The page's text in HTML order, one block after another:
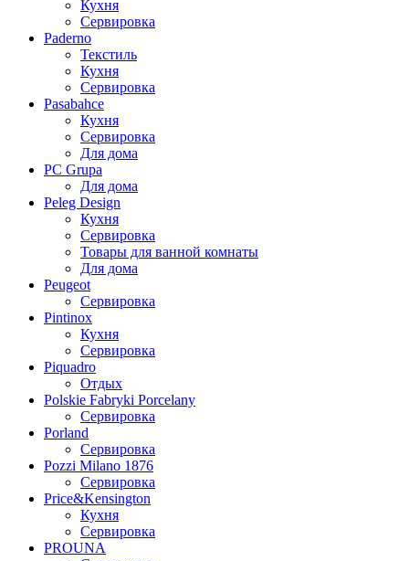
Кухня
Сервировка
Paderno
Текстиль
Кухня
Сервировка
Pasabahce
Кухня
Сервировка
Для дома
PC Grupa
Для дома
Peleg Design
Кухня
Сервировка
Товары для ванной комнаты
Для дома
Peugeot
Сервировка
Pintinox
Кухня
Сервировка
Piquadro
Отдых
Polskie Fabryki Porcelany
Сервировка
Porland
Сервировка
Pozzi Milano 1876
Сервировка
Price&Kensington
Кухня
Сервировка
PROUNA